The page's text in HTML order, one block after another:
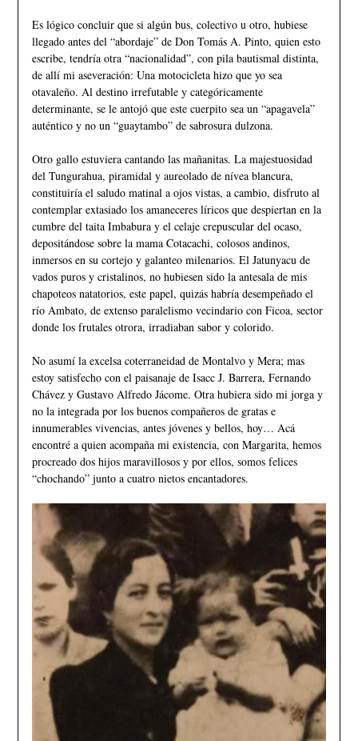
Es lógico concluir que si algún bus, colectivo u otro, hubiese
llegado antes del “abordaje” de Don Tomás A. Pinto, quien esto
escribe, tendría otra “nacionalidad”, con pila bautismal distinta,
de allí mi aseveración: Una motocicleta hizo que yo sea
otavaleño. Al destino irrefutable y categóricamente
determinante, se le antojó que este cuerpito sea un “apagavela”
auténtico y no un “guaytambo” de sabrosura dulzona.
Otro gallo estuviera cantando las mañanitas. La majestuosidad
del Tungurahua, piramidal y aureolado de nívea blancura,
constituiría el saludo matinal a ojos vistas, a cambio, disfruto al
contemplar extasiado los amaneceres líricos que despiertan en la
cumbre del taita Imbabura y el celaje crepuscular del ocaso,
depositándose sobre la mama Cotacachi, colosos andinos,
inmersos en su cortejo y galanteo milenarios. El Jatunyacu de
vados puros y cristalinos, no hubiesen sido la antesala de mis
chapoteos natatorios, este papel, quizás habría desempeñado el
río Ambato, de extenso paralelismo vecindario con Ficoa, sector
donde los frutales otrora, irradiaban sabor y colorido.
No asumí la excelsa coterraneidad de Montalvo y Mera; mas
estoy satisfecho con el paisanaje de Isacc J. Barrera, Fernando
Chávez y Gustavo Alfredo Jácome. Otra hubiera sido mi jorga y
no la integrada por los buenos compañeros de gratas e
innumerables vivencias, antes jóvenes y bellos, hoy… Acá
encontré a quien acompaña mi existencia, con Margarita, hemos
procreado dos hijos maravillosos y por ellos, somos felices
“chochando” junto a cuatro nietos encantadores.